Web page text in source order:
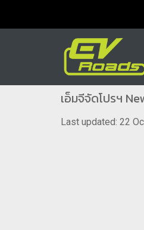
เอ็มจีจัดโปรฯ
Last updated: 22